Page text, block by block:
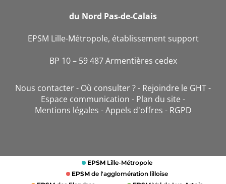
EPSM Lille-Métropole
EPSM de l'agglomération lilloise
du Nord Pas-de-Calais
EPSM Lille-Métropole, établissement support
BP 10 – 59 487 Armentières cedex
Nous contacter Où consulter ?
Rejoindre le GHT
Espace communication
Plan du site
Mentions légales
Appels d'offres RGPD